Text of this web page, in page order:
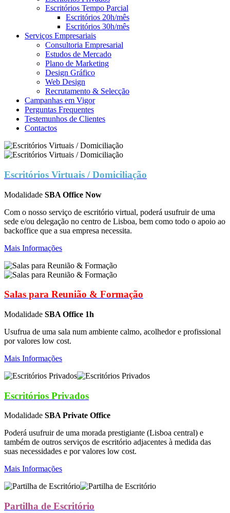
Escritórios Tempo Parcial
Escritórios 20h/mês
Escritórios 30h/mês
Serviços Empresariais
Consultoria Empresarial
Estudos de Mercado
Plano de Marketing
Design Gráfico
Web Design
Recrutamento & Selecção
Campanhas em Vigor
Perguntas Frequentes
Testemunhos de Clientes
Contactos
Escritórios Virtuais / Domiciliação
Modalidade SBA Office Now
Com o nosso serviço de escritório virtual, poderá usufruir de uma
sede e/ou delegação no centro de Lisboa, bem como todo o apoio ao
backoffice que a sua empresa necessita.
Mais Informações
Salas para Reunião & Formação
Modalidade SBA Office 1h
Usufrua de uma sala num ambiente calmo, acolhedor e profissional
por valores low cost.
Mais Informações
Escritórios Privados
Modalidade SBA Private Office
Poderá usufruir de uma morada prestigiante (Lisboa central) e
também de outros serviços de escritório adjacentes à medida das
suas necessidades e por valores low cost.
Mais Informações
Partilha de Escritório